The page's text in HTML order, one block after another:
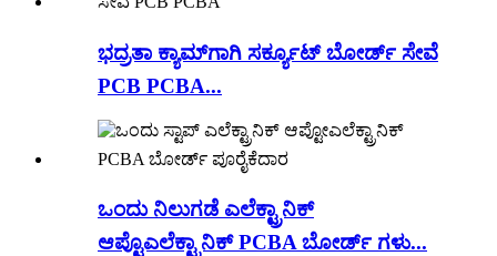
ಭದ್ರತಾ ಕ್ಯಾಮ್‌ಗಾಗಿ ಸರ್ಕ್ಯೂಟ್ ಬೋರ್ಡ್ ಸೇವೆ
PCB PCBA...
ಒಂದು ನಿಲುಗಡೆ ಎಲೆಕ್ಟ್ರಾನಿಕ್
ಆಪ್ಟೊಎಲೆಕ್ಟ್ರಾನಿಕ್ PCBA ಬೋರ್ಡ್ ಗಳು...